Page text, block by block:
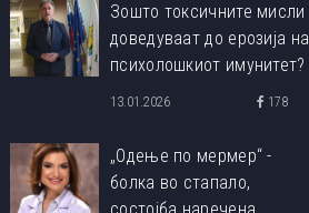
Зошто токсичните мисли
доведуваат до ерозија на
психолошкиот имунитет?
13.01.2026 178
„Одење по мермер“ -
болка во стапало,